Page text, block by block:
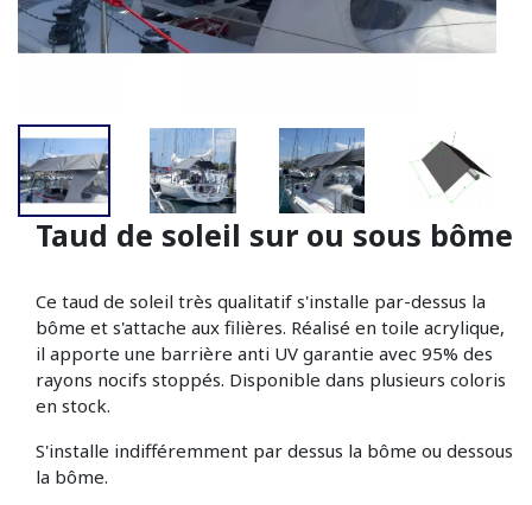
Taud de soleil sur ou sous bôme
Ce taud de soleil très qualitatif s'installe par-dessus la
bôme et s'attache aux filières. Réalisé en toile acrylique,
il apporte une barrière anti UV garantie avec 95% des
rayons nocifs stoppés. Disponible dans plusieurs coloris
en stock.
S'installe indifféremment par dessus la bôme ou dessous
la bôme.